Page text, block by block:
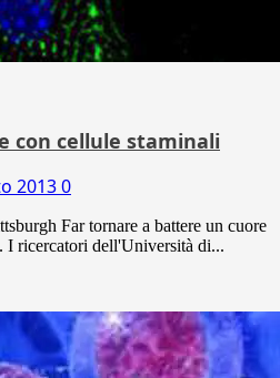
con cellule staminali
20130
Far tornare a battere un cuore
I ricercatori dell'Università di...